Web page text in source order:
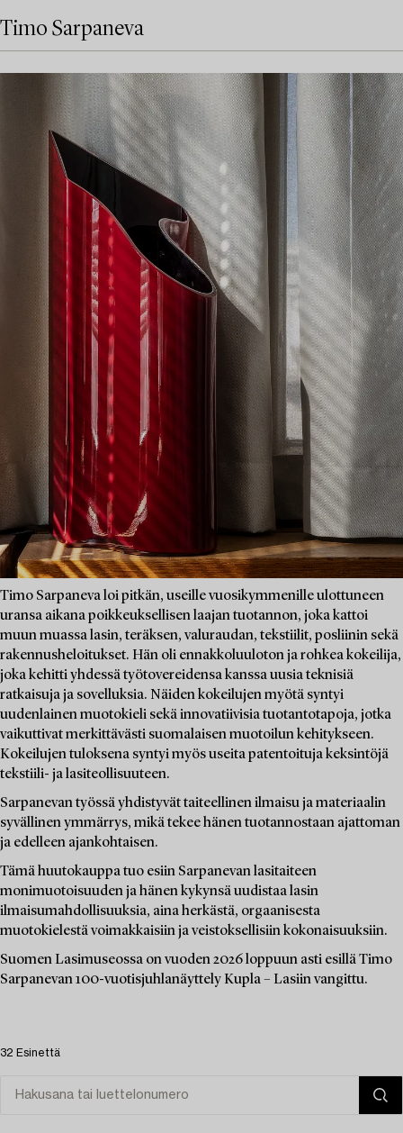
Timo Sarpaneva
Timo Sarpaneva loi pitkän, useille vuosikymmenille ulottuneen
uransa aikana poikkeuksellisen laajan tuotannon, joka kattoi
muun muassa lasin, teräksen, valuraudan, tekstiilit, posliinin sekä
rakennusheloitukset. Hän oli ennakkoluuloton ja rohkea kokeilija,
joka kehitti yhdessä työtovereidensa kanssa uusia teknisiä
ratkaisuja ja sovelluksia. Näiden kokeilujen myötä syntyi
uudenlainen muotokieli sekä innovatiivisia tuotantotapoja, jotka
vaikuttivat merkittävästi suomalaisen muotoilun kehitykseen.
Kokeilujen tuloksena syntyi myös useita patentoituja keksintöjä
tekstiili- ja lasiteollisuuteen.
Sarpanevan työssä yhdistyvät taiteellinen ilmaisu ja materiaalin
syvällinen ymmärrys, mikä tekee hänen tuotannostaan ajattoman
ja edelleen ajankohtaisen.
Tämä huutokauppa tuo esiin Sarpanevan lasitaiteen
monimuotoisuuden ja hänen kykynsä uudistaa lasin
ilmaisumahdollisuuksia, aina herkästä, orgaanisesta
muotokielestä voimakkaisiin ja veistoksellisiin kokonaisuuksiin.
Suomen Lasimuseossa on vuoden 2026 loppuun asti esillä Timo
Sarpanevan 100-vuotisjuhlanäyttely Kupla – Lasiin vangittu.
32 Esinettä